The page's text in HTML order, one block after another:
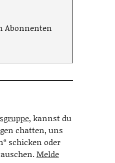
Abonnenten
, kannst du
chatten, uns
schicken oder
Melde